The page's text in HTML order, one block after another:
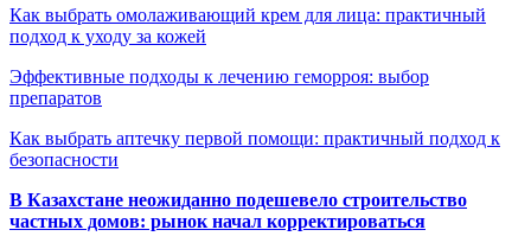
Как выбрать омолаживающий крем для лица: практичный
подход к уходу за кожей
Эффективные подходы к лечению геморроя: выбор
препаратов
Как выбрать аптечку первой помощи: практичный подход к
безопасности
В Казахстане неожиданно подешевело строительство
частных домов: рынок начал корректироваться